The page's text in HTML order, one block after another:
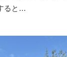
ると…